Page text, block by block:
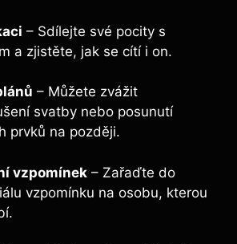
– Sdílejte své pocity s
a zjistěte, jak se cítí i on.
– Můžete zvážit
svatby nebo posunutí
prvků na později.
vzpomínek – Zařaďte do
vzpomínku na osobu, kterou